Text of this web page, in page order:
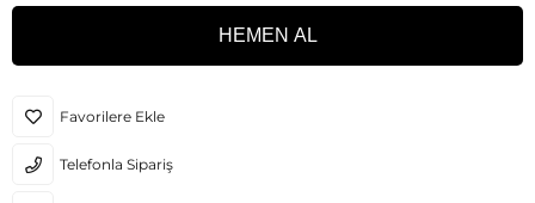
Favorilere Ekle
Telefonla Sipariş